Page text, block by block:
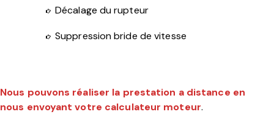
Décalage du rupteur
Suppression bride de vitesse
Nous pouvons réaliser la prestation a distance en
nous envoyant votre calculateur moteur.